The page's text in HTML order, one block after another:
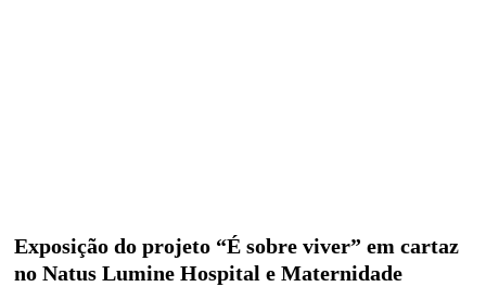
Exposição do projeto “É sobre viver” em cartaz
no Natus Lumine Hospital e Maternidade